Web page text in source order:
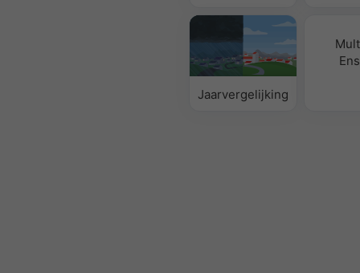
Jaarvergelijking